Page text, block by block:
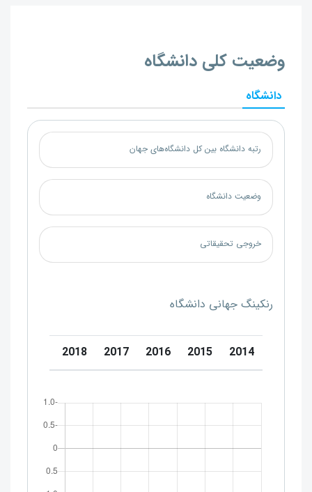
وضعیت کلی دانشگاه
دانشگاه
رتبه دانشگاه بین کل دانشگاه‌های جهان
وضعیت دانشگاه
خروجی تحقیقاتی
رنکینگ جهانی دانشگاه
2014
2015
2016
2017
2018